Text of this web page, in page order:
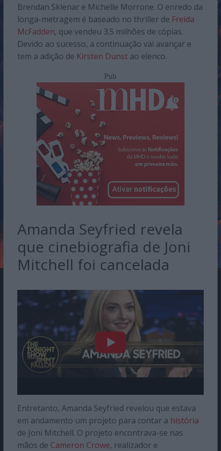
Brendan Sklenar e Michelle Morrone. O enredo da
longa-metragem é baseado no thriller de Freida
McFadden, que vendeu 3.5 milhões de cópias.
Devido ao sucesso, a continuação vai avançar e
tem a adição de Kirsten Dunstao elenco.
Pub
Amanda Seyfried revela
que cinebiografia de Joni
Mitchell foi cancelada
Entretanto, Amanda Seyfried revelou que estava
em andamento um projeto para contar a história
de Joni Mitchell. O projeto encontrava-se nas
mãos de Cameron Crowe, realizador e